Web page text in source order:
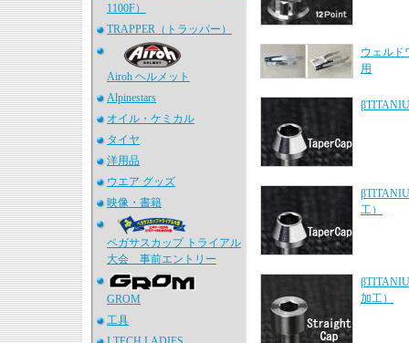
1100F）
TRAPPER（トラッパー）
Airoh ヘルメット
Alpinestars
オイル・ケミカル
タイヤ
洋用品
ウエア グッズ
映像・書籍
ペガサスカップ トライアル
大会 事前エントリー
GROM
工具
ウェルド
用
工）
加工）